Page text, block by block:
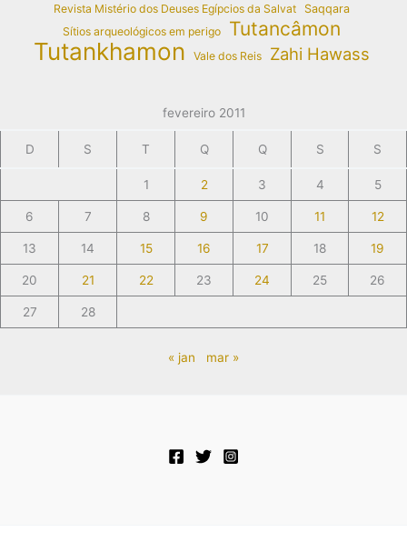
Revista Mistério dos Deuses Egípcios da Salvat
Saqqara
Sítios arqueológicos em perigo
Tutancâmon
Tutankhamon Vale dos Reis Zahi Hawass
fevereiro 2011
D S T Q Q S S
1 2 3 4 5
6 7 8 9 10 11 12
13 14 15 16 17 18 19
20 21 22 23 24 25 26
27 28
« jan mar »